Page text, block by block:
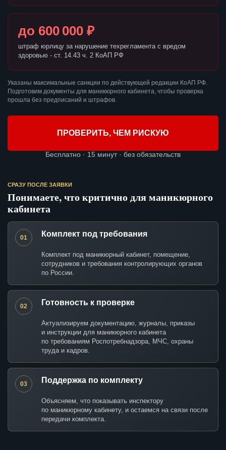
до 600 000 ₽
штраф юрлицу за нарушение техрегламента с вредом
здоровью - ст. 14.43 ч. 2 КоАП РФ
Указаны максимальные санкции по действующей редакции КоАП РФ.
Подготовим документы для маникюрного кабинета, чтобы проверка
прошла без предписаний и штрафов.
ПРОВЕРИТЬ, ЧЕМ РИСКУЮ
Бесплатно · 15 минут · без обязательств
СРАЗУ ПОСЛЕ ЗАЯВКИ
Понимаете, что критично для маникюрного
кабинета
01 Комплект под требования
Комплект под маникюрный кабинет, помещение,
сотрудников и требования контролирующих органов
по России.
02 Готовность к проверке
Актуализируем документацию, журналы, приказы
и инструкции для маникюрного кабинета
по требованиям Роспотребнадзора, МЧС, охраны
труда и кадров.
03 Поддержка по комплекту
Объясняем, что показывать инспектору
по маникюрному кабинету, и остаемся на связи после
передачи комплекта.